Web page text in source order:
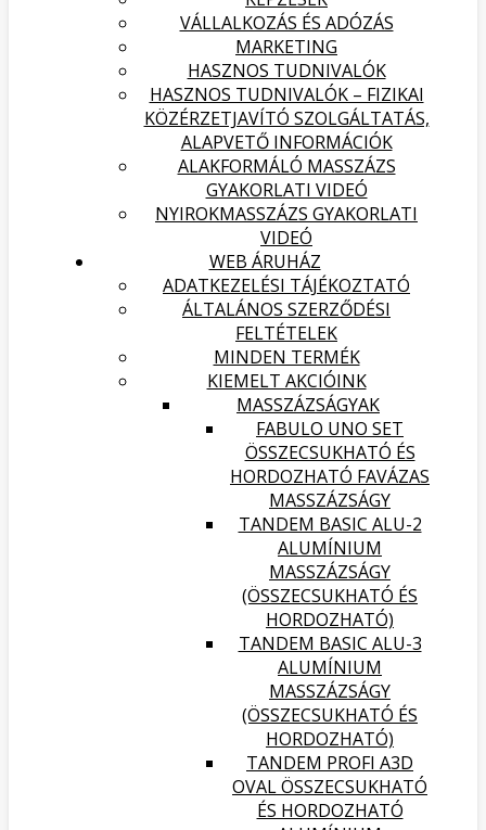
VÁLLALKOZÁS ÉS ADÓZÁS
MARKETING
HASZNOS TUDNIVALÓK
HASZNOS TUDNIVALÓK – FIZIKAI
KÖZÉRZETJAVÍTÓ SZOLGÁLTATÁS,
ALAPVETŐ INFORMÁCIÓK
ALAKFORMÁLÓ MASSZÁZS
GYAKORLATI VIDEÓ
NYIROKMASSZÁZS GYAKORLATI
VIDEÓ
WEB ÁRUHÁZ
ADATKEZELÉSI TÁJÉKOZTATÓ
ÁLTALÁNOS SZERZŐDÉSI
FELTÉTELEK
MINDEN TERMÉK
KIEMELT AKCIÓINK
MASSZÁZSÁGYAK
FABULO UNO SET
ÖSSZECSUKHATÓ ÉS
HORDOZHATÓ FAVÁZAS
MASSZÁZSÁGY
TANDEM BASIC ALU-2
ALUMÍNIUM
MASSZÁZSÁGY
(ÖSSZECSUKHATÓ ÉS
HORDOZHATÓ)
TANDEM BASIC ALU-3
ALUMÍNIUM
MASSZÁZSÁGY
(ÖSSZECSUKHATÓ ÉS
HORDOZHATÓ)
TANDEM PROFI A3D
OVAL ÖSSZECSUKHATÓ
ÉS HORDOZHATÓ